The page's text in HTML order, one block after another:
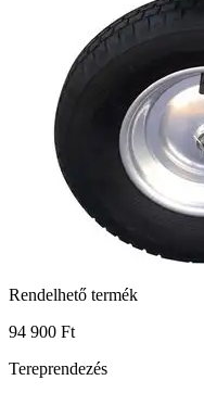
Rendelhető termék
94 900 Ft
Tereprendezés